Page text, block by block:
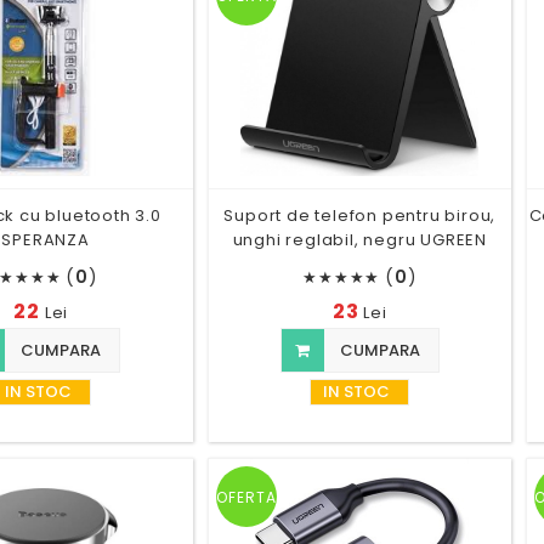
cu bluetooth 3.0
★★★★ (0)
22 Lei
CUMPARA
IN STOC
Suport de telefon pentru birou,
unghi reglabil, negru UGREEN
★★★★★ (0)
23Lei
CUMPARA
IN STOC
OFERTA